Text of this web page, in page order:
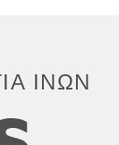
ΙΝΏΝ